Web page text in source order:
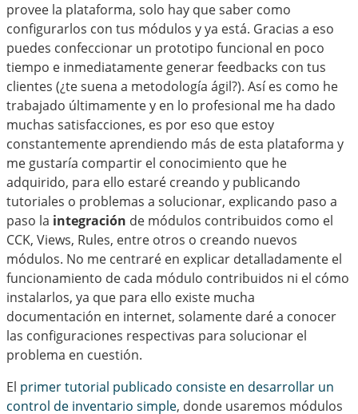
provee la plataforma, solo hay que saber como
configurarlos con tus módulos y ya está. Gracias a eso
puedes confeccionar un prototipo funcional en poco
tiempo e inmediatamente generar feedbacks con tus
clientes (¿te suena a metodología ágil?). Así es como he
trabajado últimamente y en lo profesional me ha dado
muchas satisfacciones, es por eso que estoy
constantemente aprendiendo más de esta plataforma y
me gustaría compartir el conocimiento que he
adquirido, para ello estaré creando y publicando
tutoriales o problemas a solucionar, explicando paso a
paso la integración de módulos contribuidos como el
CCK, Views, Rules, entre otros o creando nuevos
módulos. No me centraré en explicar detalladamente el
funcionamiento de cada módulo contribuidos ni el cómo
instalarlos, ya que para ello existe mucha
documentación en internet, solamente daré a conocer
las configuraciones respectivas para solucionar el
problema en cuestión.
El primer tutorial publicado consiste en desarrollar un
control de inventario simple, donde usaremos módulos